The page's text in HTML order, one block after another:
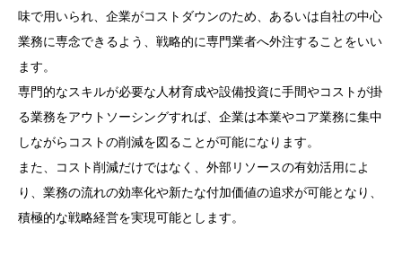
味で用いられ、企業がコストダウンのため、あるいは自社の中心
業務に専念できるよう、戦略的に専門業者へ外注することをいい
ます。
専門的なスキルが必要な人材育成や設備投資に手間やコストが掛
る業務をアウトソーシングすれば、企業は本業やコア業務に集中
しながらコストの削減を図ることが可能になります。
また、コスト削減だけではなく、外部リソースの有効活用によ
り、業務の流れの効率化や新たな付加価値の追求が可能となり、
積極的な戦略経営を実現可能とします。